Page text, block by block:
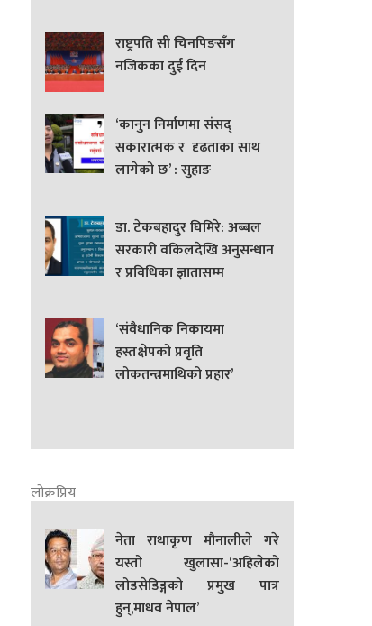
राष्ट्रपति सी चिनपिङसँग
नजिकका दुई दिन
‘कानुन निर्माणमा संसद्
सकारात्मक र दृढताका साथ
लागेको छ’ : सुहाङ
डा. टेकबहादुर घिमिरे: अब्बल
सरकारी वकिलदेखि अनुसन्धान
र प्रविधिका ज्ञातासम्म
‘संवैधानिक निकायमा
हस्तक्षेपको प्रवृति
लोकतन्त्रमाथिको प्रहार’
लोक्रप्रिय
नेता राधाकृण मौनालीले गरे
यस्तो खुलासा-‘अहिलेको
लोडसेडिङ्गको प्रमुख पात्र
हुन्,माधव नेपाल’